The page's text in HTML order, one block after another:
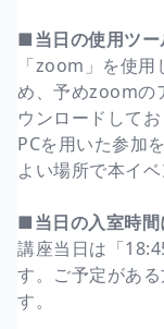
■当日の使用ツ
「zoom」を使
め、予めzoomの
ウンロードして
PCを用いた参加
よい場所で本イ
■当日の入室時間
講座当日は「
す。ご予定があ
す。